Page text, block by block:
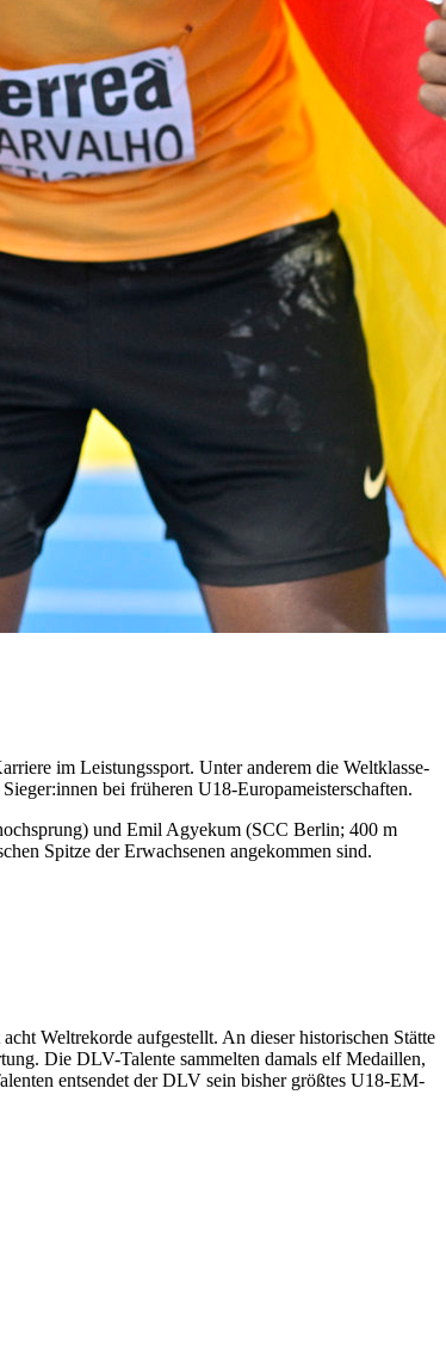
im Leistungssport. Unter anderem die Weltklasse-
bei früheren U18-Europameisterschaften.
und Emil Agyekum (SCC Berlin; 400 m
Spitze der Erwachsenen angekommen sind.
Weltrekorde aufgestellt. An dieser historischen Stätte
Die DLV-Talente sammelten damals elf Medaillen,
entsendet der DLV sein bisher größtes U18-EM-